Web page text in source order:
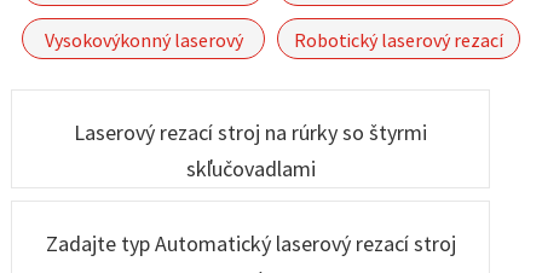
GF
Laserový rezací stroj-GF-
Vysokovýkonný laserový
Robotický laserový rezací
Laserový rezací stroj na rúrky so štyrmi
skľučovadlami
Zadajte typ Automatický laserový rezací stroj